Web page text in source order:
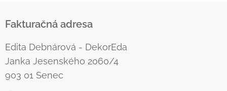
Fakturačná adresa
Edita Debnárová - DekorEda
Janka Jesenského 2060/4
903 01 Senec